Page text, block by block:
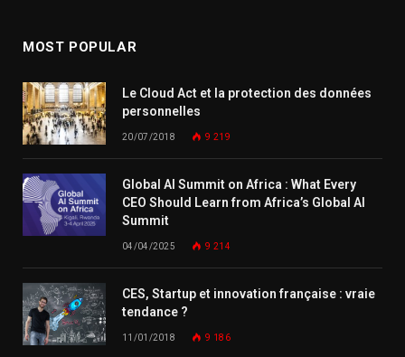
MOST POPULAR
Le Cloud Act et la protection des données
personnelles
20/07/2018 9 219
Global AI Summit on Africa : What Every
CEO Should Learn from Africa’s Global AI
Summit
04/04/2025 9 214
CES, Startup et innovation française : vraie
tendance ?
11/01/2018 9 186